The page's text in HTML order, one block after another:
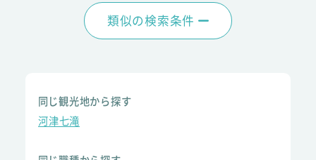
類似の検索条件
同じ観光地から探す
河津七滝